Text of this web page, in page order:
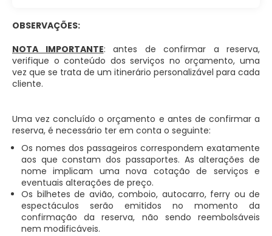
OBSERVAÇÕES:
NOTA IMPORTANTE: antes de confirmar a reserva,
verifique o conteúdo dos serviços no orçamento, uma
vez que se trata de um itinerário personalizável para cada
cliente.
Uma vez concluído o orçamento e antes de confirmar a
reserva, é necessário ter em conta o seguinte:
Os nomes dos passageiros correspondem exatamente
aos que constam dos passaportes. As alterações de
nome implicam uma nova cotação de serviços e
eventuais alterações de preço.
Os bilhetes de avião, comboio, autocarro, ferry ou de
espectáculos serão emitidos no momento da
confirmação da reserva, não sendo reembolsáveis
nem modificáveis.